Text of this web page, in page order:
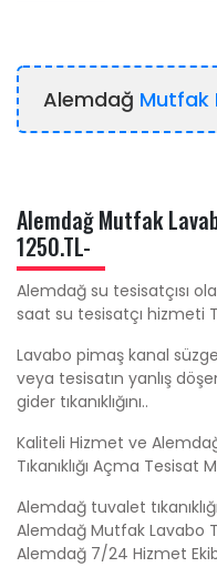
Alemdağ Mutfak
Alemdağ Mutfak
1250.TL-
Alemdağ su tesisatçısı
saat su tesisatçı hizmeti
Lavabo pimaş kanal
veya tesisatın yanlış
gider tıkanıklığını..
Kaliteli Hizmet ve
Tıkanıklığı Açma Tesisat
Alemdağ tuvalet
Alemdağ Mutfak Lavabo
Alemdağ 7/24 Hizmet